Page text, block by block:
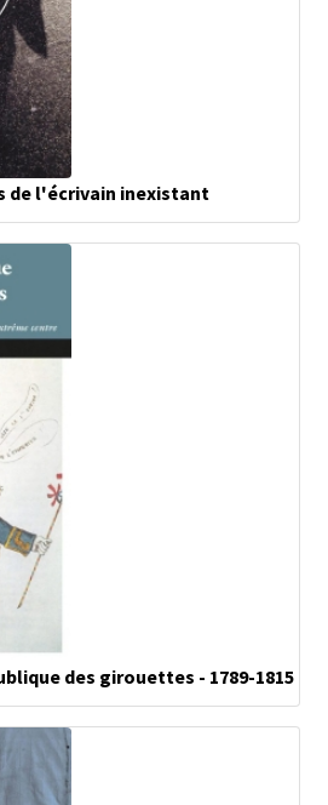
de l'écrivain inexistant
des girouettes - 1789-1815